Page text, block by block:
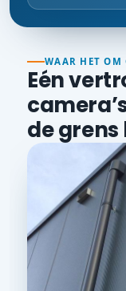
WAAR HET OM
Eén
de grens